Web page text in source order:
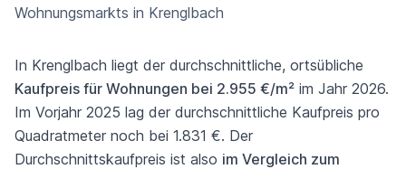
Wohnungsmarkts in Krenglbach
In Krenglbach liegt der durchschnittliche, ortsübliche
Kaufpreis für Wohnungen bei 2.955 €/m² im Jahr 2026.
Im Vorjahr 2025 lag der durchschnittliche Kaufpreis pro
Quadratmeter noch bei 1.831 €. Der
Durchschnittskaufpreis ist also im Vergleich zum